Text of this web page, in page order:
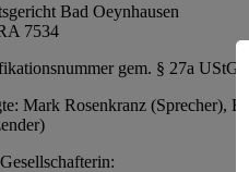
Bad Oeynhausen
7534
gem. § 27a UStG:
Mark Rosenkranz (Sprecher),